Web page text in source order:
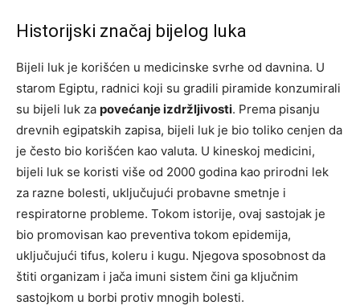
Historijski značaj bijelog luka
Bijeli luk je korišćen u medicinske svrhe od davnina. U
starom Egiptu, radnici koji su gradili piramide konzumirali
su bijeli luk za povećanje izdržljivosti. Prema pisanju
drevnih egipatskih zapisa, bijeli luk je bio toliko cenjen da
je često bio korišćen kao valuta. U kineskoj medicini,
bijeli luk se koristi više od 2000 godina kao prirodni lek
za razne bolesti, uključujući probavne smetnje i
respiratorne probleme. Tokom istorije, ovaj sastojak je
bio promovisan kao preventiva tokom epidemija,
uključujući tifus, koleru i kugu. Njegova sposobnost da
štiti organizam i jača imuni sistem čini ga ključnim
sastojkom u borbi protiv mnogih bolesti.